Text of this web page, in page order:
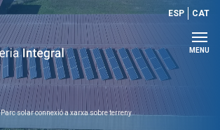
ESP CAT
MENU
Parc solar connexió a xarxa sobre terreny